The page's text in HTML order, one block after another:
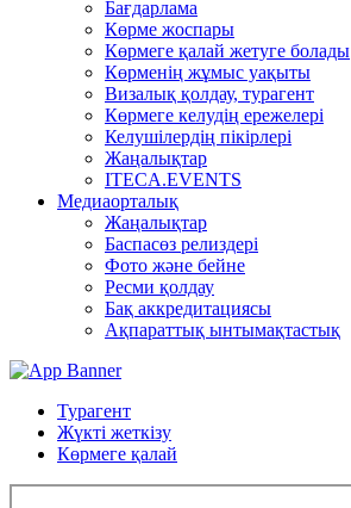
Бағдарлама
Көрме жоспары
Көрмеге қалай жетуге болады
Көрменің жұмыс уақыты
Визалық қолдау, турагент
Көрмеге келудің ережелері
Келушілердің пікірлері
Жаңалықтар
ITECA.EVENTS
Медиаорталық
Жаңалықтар
Баспасөз релиздері
Фото және бейне
Ресми қолдау
Бақ аккредитациясы
Ақпараттық ынтымақтастық
Турагент
Жүкті жеткізу
Көрмеге қалай